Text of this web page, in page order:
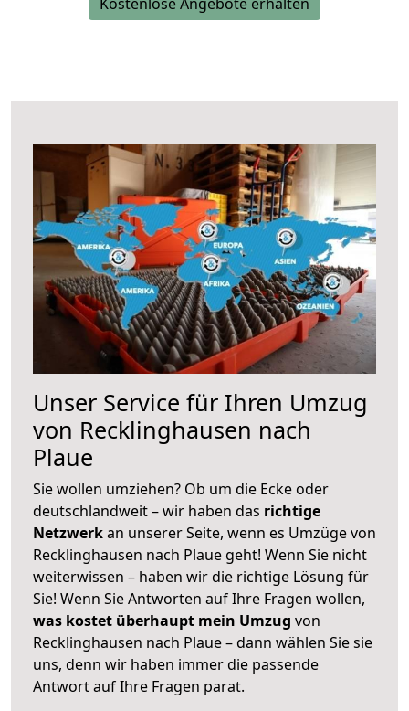
Unser Service für Ihren Umzug
von Recklinghausen nach
Plaue
Sie wollen umziehen? Ob um die Ecke oder
deutschlandweit – wir haben das richtige
Netzwerkan unserer Seite, wenn es Umzüge von
Recklinghausen nach Plaue geht! Wenn Sie nicht
weiterwissen – haben wir die richtige Lösung für
Sie! Wenn Sie Antworten auf Ihre Fragen wollen,
was kostet überhaupt mein Umzug von
Recklinghausen nach Plaue – dann wählen Sie sie
uns, denn wir haben immer die passende
Antwort auf Ihre Fragen parat.